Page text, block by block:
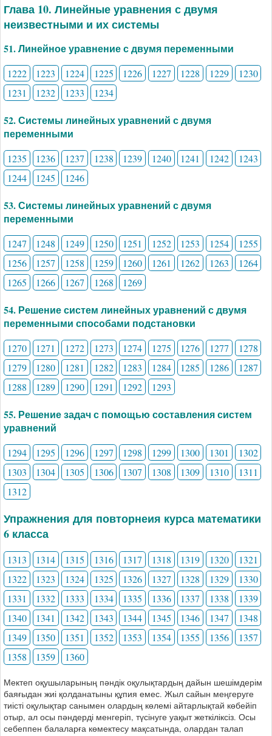
Глава 10. Линейные уравнения с двумя
неизвестными и их системы
51. Линейное уравнение с двумя переменными
1222 1223 1224 1225 1226 1227 1228 1229
1230
1231
1232 1233 1234
52. Системы линейных уравнений с двумя
переменными
1235 1236 1237 1238 1239 1240 1241 1242
1243
1244
1245 1246
53. Системы линейных уравнений с двумя
переменными
1247 1248 1249 1250 1251 1252 1253 1254
1255
1256
1257 1258 1259 1260 1261 1262 1263
1264
1265
1266 1267 1268 1269
54. Решение систем линейных уравнений с двумя
переменными способами подстановки
1270 1271 1272 1273 1274 1275 1276 1277
1278
1279
1280 1281 1282 1283 1284 1285 1286
1287
1288
1289 1290 1291 1292 1293
55. Решение задач с помощью составления систем
уравнений
1294 1295 1296 1297 1298 1299 1300 1301
1302
1303
1304 1305 1306 1307 1308 1309 1310
1311
1312
Упражнения для повторнеия курса математики
6 класса
1313 1314 1315 1316 1317 1318 1319 1320
1321
1322
1323 1324 1325 1326 1327 1328 1329
1330
1331
1332 1333 1334 1335 1336 1337 1338
1339
1340
1341 1342 1343 1344 1345 1346 1347
1348
1349
1350 1351 1352 1353 1354 1355 1356
1357
1358
1359 1360
Мектеп оқушыларының пәндік оқулықтардың дайын шешімдерім
баяғыдан жиі қолданатыны құпия емес. Жыл сайын меңгеруге
тиісті оқулықтар санымен олардың көлемі айтарлықтай көбейіп
отыр, ал осы пәндерді менгеріп, түсінуге уақыт жеткіліксіз. Осы
себеппен балаларға көмектесу мақсатында, олардан талап